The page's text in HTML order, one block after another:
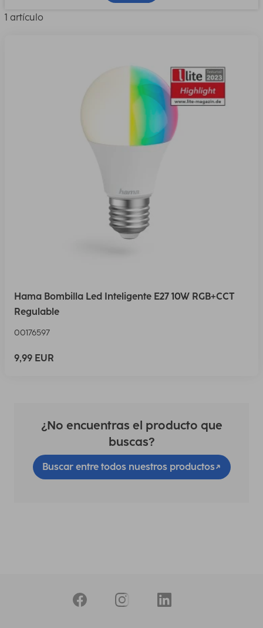
1 artículo
Hama Bombilla Led Inteligente E27 10W RGB+CCT
Regulable
00176597
9,99 EUR
¿No encuentras el producto que
buscas?
Buscar entre todos nuestros productos